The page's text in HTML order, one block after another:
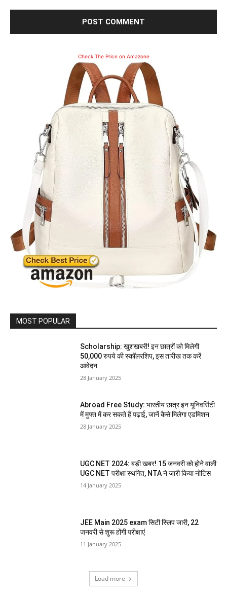
Check The Price on Amazone
MOST POPULAR
Scholarship: खुशखबरी! इन छात्रों को मिलेगी
50,000 रुपये की स्कॉलरशिप, इस तारीख तक करें
आवेदन
28 January 2025
Abroad Free Study: भारतीय छात्र इन यूनिवर्सिटी
में मुफ्त में कर सकते हैं पढ़ाई, जानें कैसे मिलेगा एडमिशन
28 January 2025
UGC NET 2024: बड़ी खबर! 15 जनवरी को होने वाली
UGC NET परीक्षा स्थगित, NTA ने जारी किया नोटिस
14 January 2025
JEE Main 2025 exam सिटी स्लिप जारी, 22
जनवरी से शुरू होंगी परीक्षाएं
11 January 2025
Load more